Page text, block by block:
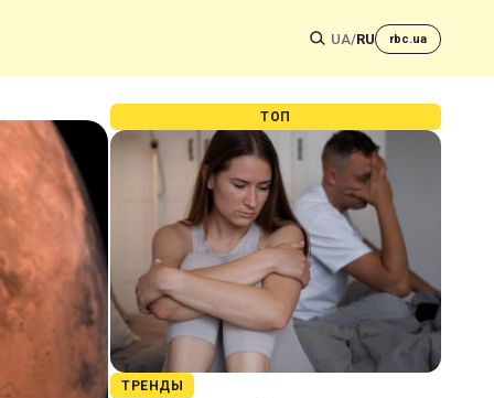
UA/RU rbc.ua
ТОП
ТРЕНДЫ